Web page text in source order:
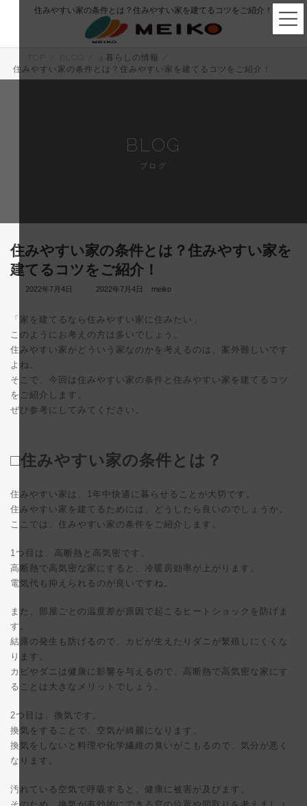
ス
ン
住みやすい家の条件とは？住みやすい家を建てるコツをご紹介！
TOP BLOG
4.暮らしの情報
住みやすい家の条件とは？住みやすい家を建てるコツをご紹介！
BLOG
ブログ
住みやすい家の条件とは？住みやすい家を
建てるコツをご紹介！
2022年7月4日
最
新
日
時
:
2022年7月4日 meiko
「家を建てるなら住みやすい家に住みたい」
このようにお考えの方は多いでしょう。
住みやすい家がどういう家なのかを考えるのは、案外難しいです
よね。
そこで、今回は住みやすい家の条件と住みやすい家を建てるコツ
をご紹介します。
ぜひ参考にしてみてください。
□住みやすい家の条件とは？
住みやすい家は、1年中快適に暮らせることが大切です。
住みやすい家を建てるためには、どうしたら良いのでしょうか。
ここでは、住みやすい家の条件をご紹介します。
1つ目は、高断熱と高気密です。
高断熱で高気密な家にすると、冷暖房効率が上がります。
電気代も抑えられるのが良いですね。
また、部屋ごとの温度差が原因で起こるヒートショックを防げま
す。
結露の発生も防げるので、カビが生えたりダニが繁殖しにくくな
ります。
カビやダニは健康に影響を与えるので、高断熱で高気密な家にす
ることは大きなメリットでしょう。
2つ目は、換気です。
換気をすることで、空気が綺麗になります。
換気をしないと料理や化学繊維の臭いがこもるので、気分が悪く
なります。
汚れている空気で呼吸すると、健康に被害が及びます。